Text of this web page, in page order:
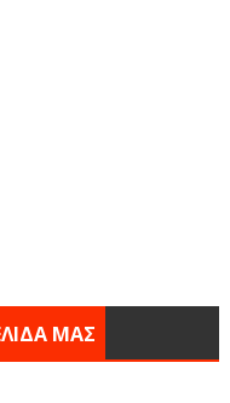
ΜΑΣ